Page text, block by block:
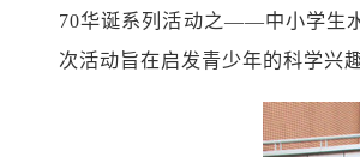
70华诞系列活动之——中小学生
次活动旨在启发青少年的科学兴